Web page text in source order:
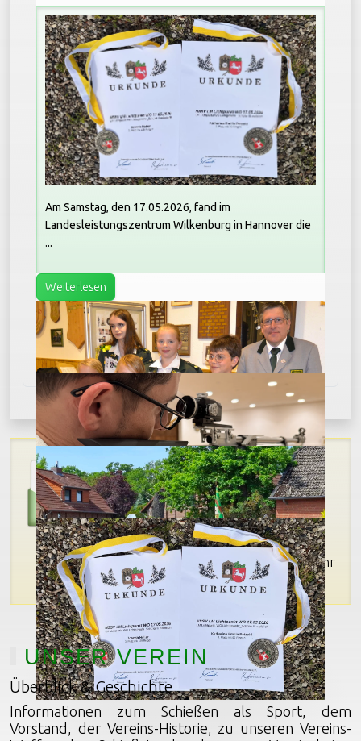
Am Samstag, den 17.05.2026, fand im
Landesleistungszentrum Wilkenburg in Hannover die
...
Weiterlesen
Freundschaftsschießen
Alle Vereinsmitglieder sind am
22.August 11Uhrherzlich zum
Freundschaftsschießen 2026
Kleinburgwedel - Wolmirstedt
eingeladen. Disziplinen: Luftgewehr-
Auflage & Luftpistole. Details findet ihr
im Kalender
UNSER VEREIN
Überblick & Geschichte
Informationen zum Schießen als Sport, dem
Vorstand, der Vereins-Historie, zu unseren Vereins-